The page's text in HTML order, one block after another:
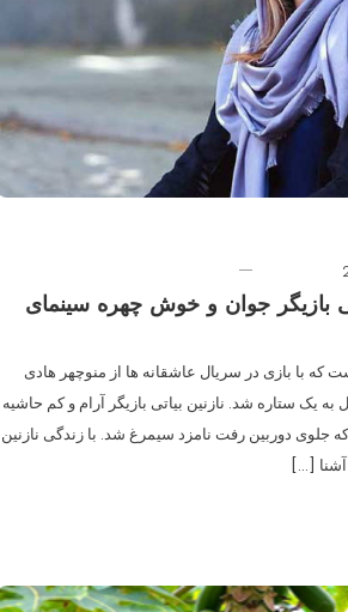
بازیگر جوان و خوش چهره سینمای
که با بازی در سریال عاشقانه ها از منوچهر هادی
به یک ستاره شد. نازنین بیاتی بازیگر آرام و کم حاشیه
جلوی دوربین رفت نامزد سیمرغ شد. با زندگی نازنین
آشنا […]